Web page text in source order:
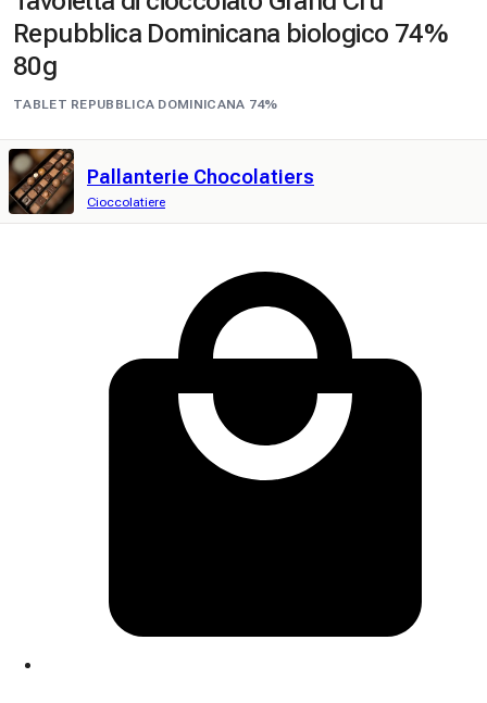
Repubblica Dominicana biologico 74%
80g
TABLET REPUBBLICA DOMINICANA 74%
Pallanterie Chocolatiers
Cioccolatiere